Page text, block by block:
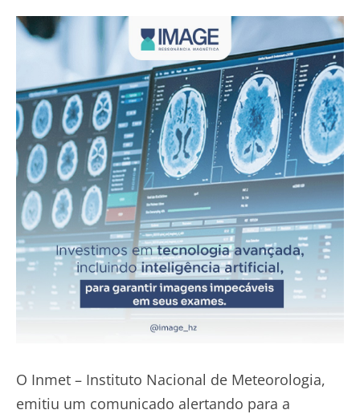
O Inmet – Instituto Nacional de Meteorologia,
emitiu um comunicado alertando para a